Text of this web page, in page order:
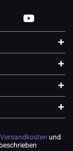
Versandkosten und